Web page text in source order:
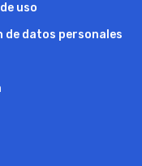
uso
datos personales